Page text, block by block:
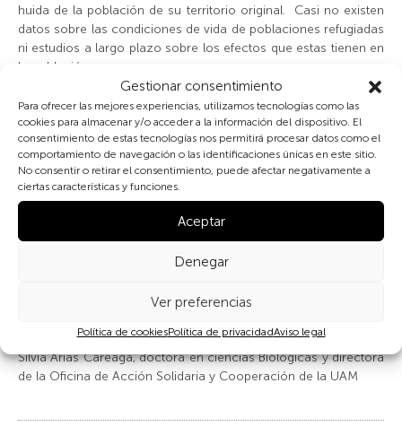
Gestionar consentimiento
Para ofrecer las mejores experiencias, utilizamos tecnologías como las
cookies para almacenar y/o acceder a la información del dispositivo. El
consentimiento de estas tecnologías nos permitirá procesar datos como el
comportamiento de navegación o las identificaciones únicas en este sitio.
No consentir o retirar el consentimiento, puede afectar negativamente a
ciertas características y funciones.
Aceptar
Denegar
Ver preferencias
Política de cookiesPolítica de privacidadAviso legal
huida de la población de su territorio original. Casi no existen
datos sobre las condiciones de vida de poblaciones refugiadas
ni estudios a largo plazo sobre los efectos que estas tienen en
la población.
La fotografía que acompaña este texto fue tomada el año
2016, en el campamento de refugiados saharauis de Tindouf
(Argelia). La población saharaui dejo su tierra -antigua colonia
española- en 1975 y huyó de la guerra con Marruecos,
refugiándose en Tindouf, un lugar inhóspito e inhabitable
conocido como lahamada.Allí viven desde hace más de 42
años con un horizonte incierto sobre su futuro a pesar del
reconocimiento que las Naciones Unidas ha hecho a su
derecho a un proceso de descolonización justo y amparado
Silvia Arias Careaga, doctora en ciencias Biológicas y directora
de la Oficina de Acción Solidaria y Cooperación de la UAM